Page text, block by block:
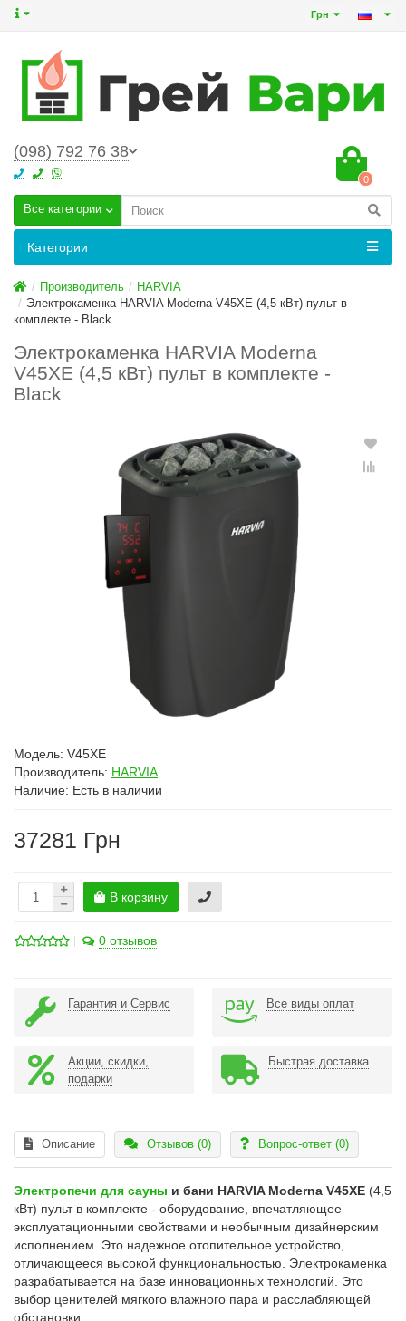
Грн
(098) 792 76 38
0
Все категории
Категории
Производитель
HARVIA
Электрокаменка HARVIA Moderna V45XE (4,5 кВт) пульт в
комплекте - Black
Электрокаменка HARVIA Moderna
V45XE (4,5 кВт) пульт в комплекте -
Black
Модель: V45XE
Производитель: HARVIA
Наличие: Есть в наличии
37281 Грн
В корзину
0 отзывов
Гарантия и Сервис Все виды оплат
Акции, скидки,
подарки
Быстрая доставка
Описание Отзывов (0) Вопрос-ответ (0)
Электропечи для сауны и бани HARVIA Moderna V45XE (4,5
кВт) пульт в комплекте - оборудование, впечатляющее
эксплуатационными свойствами и необычным дизайнерским
исполнением. Это надежное отопительное устройство,
отличающееся высокой функциональностью. Электрокаменка
разрабатывается на базе инновационных технологий. Это
выбор ценителей мягкого влажного пара и расслабляющей
обстановки.